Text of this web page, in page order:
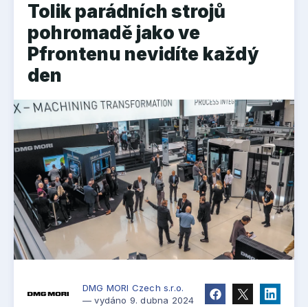
Tolik parádních strojů
pohromadě jako ve
Pfrontenu nevidíte každý
den
DMG MORI Czech s.r.o.
— vydáno 9. dubna 2024